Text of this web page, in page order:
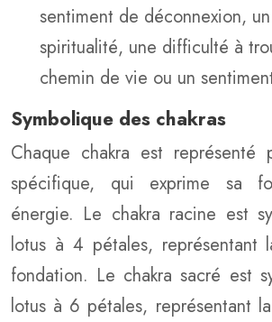
sentiment de déconnexion,
spiritualité, une difficulté à
chemin de vie ou un
Symbolique des chakras
Chaque chakra est représenté
spécifique, qui exprime sa
énergie. Le chakra racine est
lotus à 4 pétales, représentant
fondation. Le chakra sacré est
lotus à 6 pétales, représentant